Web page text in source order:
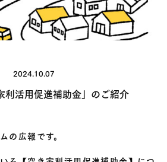
2024.10.07
利活用促進補助金」のご紹介
の広報です。